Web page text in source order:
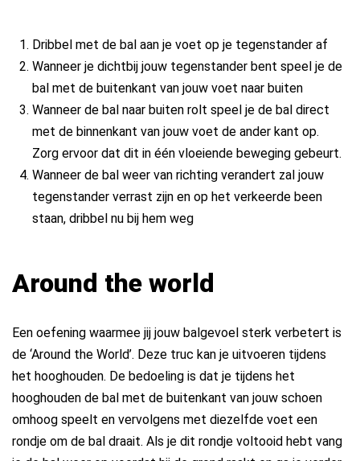
Dribbel met de bal aan je voet op je tegenstander af
Wanneer je dichtbij jouw tegenstander bent speel je de
bal met de buitenkant van jouw voet naar buiten
Wanneer de bal naar buiten rolt speel je de bal direct
met de binnenkant van jouw voet de ander kant op.
Zorg ervoor dat dit in één vloeiende beweging gebeurt.
Wanneer de bal weer van richting verandert zal jouw
tegenstander verrast zijn en op het verkeerde been
staan, dribbel nu bij hem weg
Around the world
Een oefening waarmee jij jouw balgevoel sterk verbetert is
de ‘Around the World’. Deze truc kan je uitvoeren tijdens
het hooghouden. De bedoeling is dat je tijdens het
hooghouden de bal met de buitenkant van jouw schoen
omhoog speelt en vervolgens met diezelfde voet een
rondje om de bal draait. Als je dit rondje voltooid hebt vang